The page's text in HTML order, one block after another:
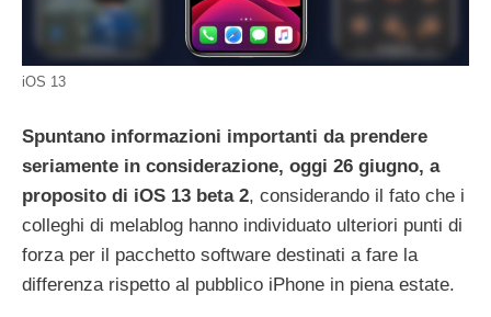
iOS 13
Spuntano informazioni importanti da prendere
seriamente in considerazione, oggi 26 giugno, a
proposito di iOS 13 beta 2, considerando il fato che i
colleghi di melablog hanno individuato ulteriori punti di
forza per il pacchetto software destinati a fare la
differenza rispetto al pubblico iPhone in piena estate.